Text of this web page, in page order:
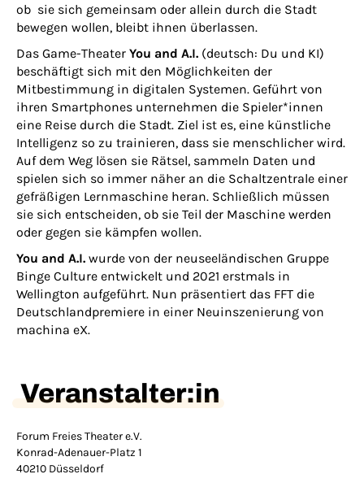
ob sie sich gemeinsam oder allein durch die Stadt
bewegen wollen, bleibt ihnen überlassen.
Das Game-Theater You and A.I. (deutsch: Du und KI)
beschäftigt sich mit den Möglichkeiten der
Mitbestimmung in digitalen Systemen. Geführt von
ihren Smartphones unternehmen die Spieler*innen
eine Reise durch die Stadt. Ziel ist es, eine künstliche
Intelligenz so zu trainieren, dass sie menschlicher wird.
Auf dem Weg lösen sie Rätsel, sammeln Daten und
spielen sich so immer näher an die Schaltzentrale einer
gefräßigen Lernmaschine heran. Schließlich müssen
sie sich entscheiden, ob sie Teil der Maschine werden
oder gegen sie kämpfen wollen.
You and A.I. wurde von der neuseeländischen Gruppe
Binge Culture entwickelt und 2021 erstmals in
Wellington aufgeführt. Nun präsentiert das FFT die
Deutschlandpremiere in einer Neuinszenierung von
machina eX.
Veranstalter:in
Forum Freies Theater e.V.
Konrad-Adenauer-Platz 1
40210 Düsseldorf